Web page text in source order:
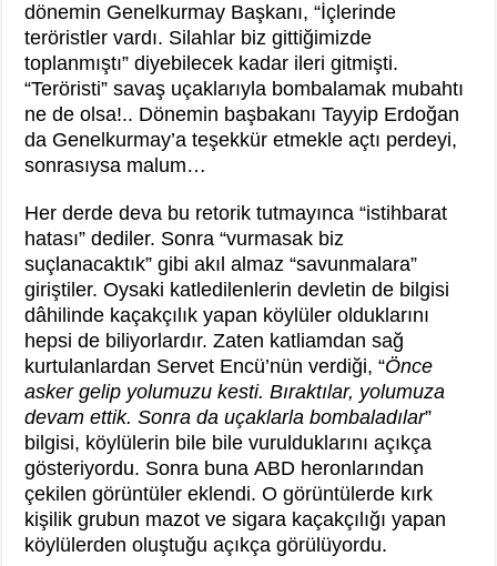
dönemin Genelkurmay Başkanı, “İçlerinde
teröristler vardı. Silahlar biz gittiğimizde
toplanmıştı” diyebilecek kadar ileri gitmişti.
“Teröristi” savaş uçaklarıyla bombalamak mubahtı
ne de olsa!.. Dönemin başbakanı Tayyip Erdoğan
da Genelkurmay’a teşekkür etmekle açtı perdeyi,
sonrasıysa malum…
Her derde deva bu retorik tutmayınca “istihbarat
hatası” dediler. Sonra “vurmasak biz
suçlanacaktık” gibi akıl almaz “savunmalara”
giriştiler. Oysaki katledilenlerin devletin de bilgisi
dâhilinde kaçakçılık yapan köylüler olduklarını
hepsi de biliyorlardır. Zaten katliamdan sağ
kurtulanlardan Servet Encü’nün verdiği, “Önce
asker gelip yolumuzu kesti. Bıraktılar, yolumuza
devam ettik. Sonra da uçaklarla bombaladılar”
bilgisi, köylülerin bile bile vurulduklarını açıkça
gösteriyordu. Sonra buna ABD heronlarından
çekilen görüntüler eklendi. O görüntülerde kırk
kişilik grubun mazot ve sigara kaçakçılığı yapan
köylülerden oluştuğu açıkça görülüyordu.